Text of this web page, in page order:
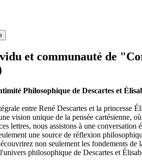
et communauté de
Philosophique de Descartes et
entre René Descartes et la princesse
vision unique de la pensée cartésienne,
lettres, nous assistons à une
une source de réflexion
non seulement les fondements
philosophique de Descartes et